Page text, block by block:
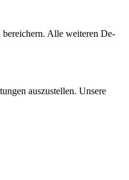
be­rei­chern. Alle wei­te­ren De­
aus­zu­stel­len. Un­se­re